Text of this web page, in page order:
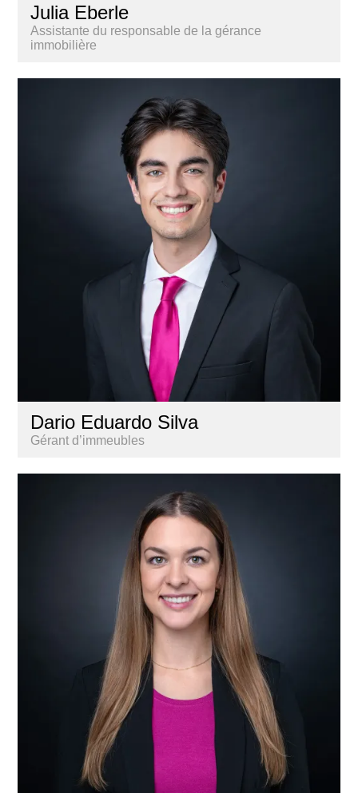
Julia Eberle
Assistante du responsable de la gérance
immobilière
Dario Eduardo Silva
Gérant d’immeubles